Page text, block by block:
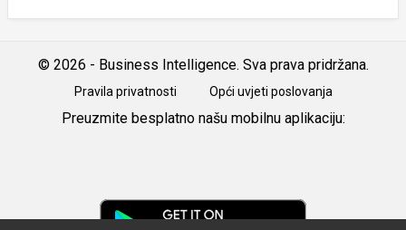
© 2026 - Business Intelligence. Sva prava pridržana.
Pravila privatnosti Opći uvjeti poslovanja
Preuzmite besplatno našu mobilnu aplikaciju: